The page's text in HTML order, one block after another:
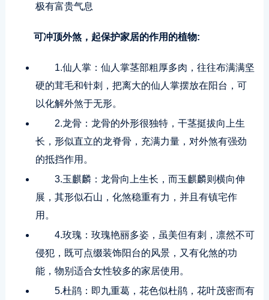
极有富贵气息
可冲顶外煞，起保护家居的作用的植物:
1.仙人掌：仙人掌茎部粗厚多肉，往往布满满坚
硬的茸毛和针刺，把离大的仙人掌摆放在阳台，可
以化解外煞于无形。
2.龙骨：龙骨的外形很独特，干茎挺拔向上生
长，形似直立的龙脊骨，充满力量，对外煞有强劲
的抵挡作用。
3.玉麒麟：龙骨向上生长，而玉麒麟则横向伸
展，其形似石山，化煞稳重有力，并且有镇宅作
用。
4.玫瑰：玫瑰艳丽多姿，虽美但有刺，凛然不可
侵犯，既可点缀装饰阳台的风景，又有化煞的功
能，物别适合女性较多的家居使用。
5.杜鹃：即九重葛，花色似杜鹃，花叶茂密而有